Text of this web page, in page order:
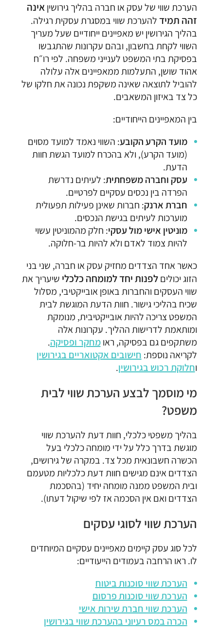
הערכת שווי של עסק או חברה בהליך גירושיןאינה
זהה תמיד להערכת שווי במסגרת עסקית רגילה.
בהליך הגירושין יש מאפיינים ייחודיים שעל מעריך
השווי לקחת בחשבון, ובהם עקרונות שהתגבשו
בפסיקת בתי המשפט לענייני משפחה. לפי רו״ח
אהוד שושן, התעלמות ממאפיינים אלה עלולה
להוביל לתוצאה שאינה משקפת נכונה את חלקו של
כל צד באיזון המשאבים.
בין המאפיינים הייחודיים:
מועד הקרע הקובע: השווי נאמד למועד מסוים
(מועד הקרע), ולא בהכרח למועד הגשת חוות
הדעת.
עסק וחברה משפחתית: לעיתים נדרשת
הפרדה בין נכסים עסקיים לפרטיים.
חברת ארנק: חברות שאינן פעילות תפעולית
מוערכות לעיתים בגישת הנכסים.
מוניטין אישי מול עסקי: חלק מהמוניטין עשוי
להיות צמוד לאדם ולא להיות בר-חלוקה.
כאשר אחד הצדדים מחזיק עסק או חברה, שני בני
הזוג יכוליםלפנות יחד למומחה כלכלי שיעריך את
שווי העסקים והחברות באופן אובייקטיבי, מסלול
שכיח בהליכי גישור. חוות הדעת המוגשת לבית
המשפט צריכה להיות אובייקטיבית, מנומקת
ומותאמת לדרישות ההליך. עקרונות אלה
משתקפים גם בפסיקה, ראומחקר ופסיקה.
לקריאה נוספת: חישובים אקטואריים בגירושין
וחלוקת רכוש בגירושין.
מי מוסמך לבצע הערכת שווי לבית
משפט?
בהליך משפטי כלכלי, חוות דעת להערכת שווי
מוגשת בדרך כלל על ידי מומחה כלכלי בעל
הכשרה חשבונאית מכל צד. במקרה של גירושים,
הצדדים אינם מגישים חוות דעת כלכליות מטעמם
ובית המשפט ממנה מומחה יחיד (בהסכמת
הצדדים ואם אין הסכמה אז לפי שיקול דעתו).
הערכת שווי לסוגי עסקים
לכל סוג עסק קיימים מאפיינים עסקיים המיוחדים
לו. ראו הרחבה בעמודים הייעודיים:
הערכת שווי סוכנות ביטוח
הערכת שווי סוכנות פרסום
הערכת שווי חברת שירות אישי
הכרה במס רעיוני בהערכת שווי בגירושין